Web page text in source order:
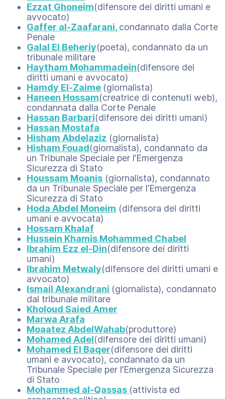
Ezzat Ghoneim(difensore dei diritti umani e
avvocato)
Gaffer al-Zaafarani,condannato dalla Corte
Penale
Galal El Beheriy(poeta), condannato da un
tribunale militare
Haytham Mohammadein(difensore dei
diritti umani e avvocato)
Hamdy El-Zaime (giornalista)
Haneen Hossam(creatrice di contenuti web),
condannata dalla Corte Penale
Hassan Barbari(difensore dei diritti umani)
Hassan Mostafa
Hisham Abdelaziz (giornalista)
Hisham Fouad(giornalista), condannato da
un Tribunale Speciale per l’Emergenza
Sicurezza di Stato
Houssam Moanis (giornalista), condannato
da un Tribunale Speciale per l’Emergenza
Sicurezza di Stato
Hoda Abdel Moneim (difensora dei diritti
umani e avvocata)
Hossam Khalaf
Hussein Khamis Mohammed Chabel
Ibrahim Ezz el-Din(difensore dei diritti
umani)
Ibrahim Metwaly(difensore dei diritti umani e
avvocato)
Ismail Alexandrani (giornalista), condannato
dal tribunale militare
Kholoud Saied Amer
Marwa Arafa
Moaatez AbdelWahab(produttore)
Mohamed Adel(difensore dei diritti umani)
Mohamed El Baqer(difensore dei diritti
umani e avvocato), condannato da un
Tribunale Speciale per l’Emergenza Sicurezza
di Stato
Mohammed al-Qassas (attivista ed